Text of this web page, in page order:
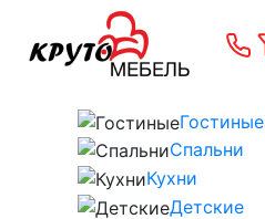
Гостиные
Спальни
Кухни
Детские